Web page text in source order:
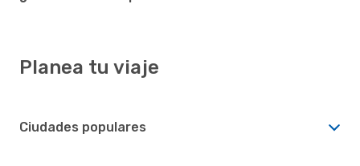
Planea tu viaje
Ciudades populares